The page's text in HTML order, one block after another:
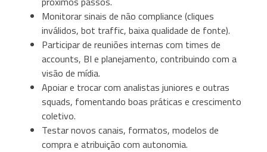
Monitorar sinais de não compliance (cliques
inválidos, bot traffic, baixa qualidade de fonte).
Participar de reuniões internas com times de
accounts, BI e planejamento, contribuindo com a
visão de mídia.
Apoiar e trocar com analistas juniores e outras
squads, fomentando boas práticas e crescimento
coletivo.
Testar novos canais, formatos, modelos de
compra e atribuição com autonomia.